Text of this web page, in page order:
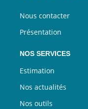
Nous contacter
Présentation
NOS SERVICES
Estimation
Nos actualités
Nos outils